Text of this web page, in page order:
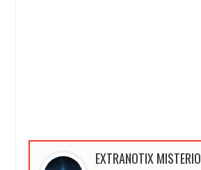
EXTRANOTIX MISTERIO